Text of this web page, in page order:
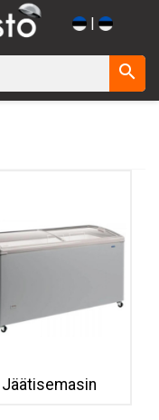
|
search
Jäätisemasin